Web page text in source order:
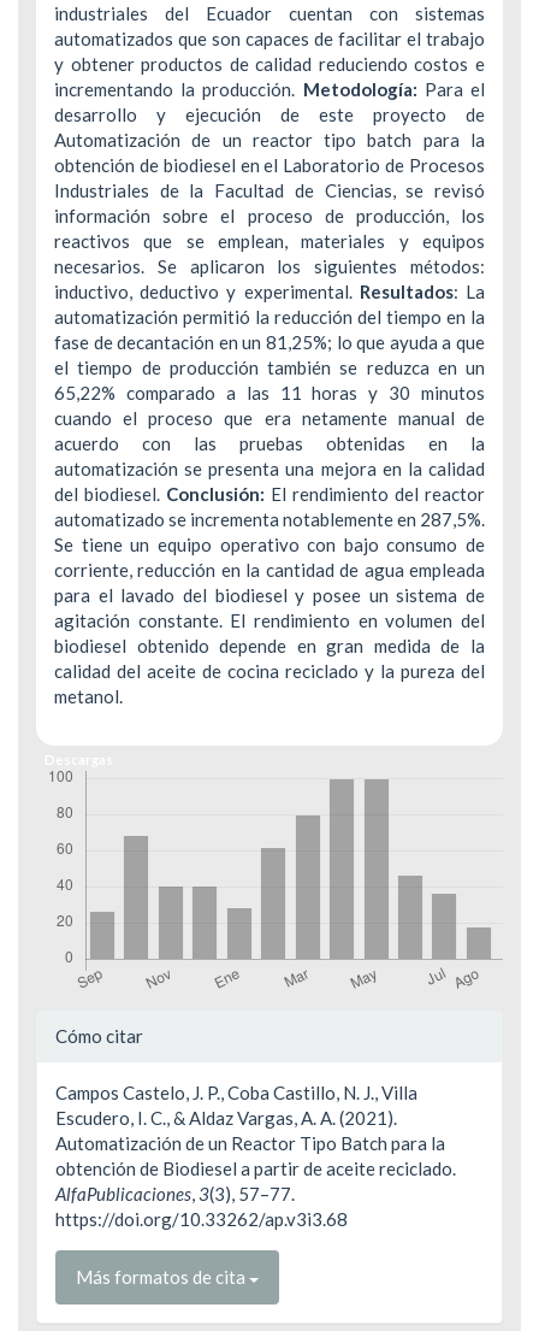
industriales del Ecuador cuentan con sistemas
automatizados que son capaces de facilitar el trabajo
y obtener productos de calidad reduciendo costos e
incrementando la producción. Metodología: Para el
desarrollo y ejecución de este proyecto de
Automatización de un reactor tipo batch para la
obtención de biodiesel en el Laboratorio de Procesos
Industriales de la Facultad de Ciencias, se revisó
información sobre el proceso de producción, los
reactivos que se emplean, materiales y equipos
necesarios. Se aplicaron los siguientes métodos:
inductivo, deductivo y experimental. Resultados: La
automatización permitió la reducción del tiempo en la
fase de decantación en un 81,25%; lo que ayuda a que
el tiempo de producción también se reduzca en un
65,22% comparado a las 11 horas y 30 minutos
cuando el proceso que era netamente manual de
acuerdo con las pruebas obtenidas en la
automatización se presenta una mejora en la calidad
del biodiesel. Conclusión: El rendimiento del reactor
automatizado se incrementa notablemente en 287,5%.
Se tiene un equipo operativo con bajo consumo de
corriente, reducción en la cantidad de agua empleada
para el lavado del biodiesel y posee un sistema de
agitación constante. El rendimiento en volumen del
biodiesel obtenido depende en gran medida de la
calidad del aceite de cocina reciclado y la pureza del
metanol.
Detalles
artículo
Cómo citar
Campos Castelo, J. P., Coba Castillo, N. J., Villa
Escudero, I. C., & Aldaz Vargas, A. A. (2021).
Automatización de un Reactor Tipo Batch para la
obtención de Biodiesel a partir de aceite reciclado.
AlfaPublicaciones,3(3), 57–77.
https://doi.org/10.33262/ap.v3i3.68
Más formatos de cita